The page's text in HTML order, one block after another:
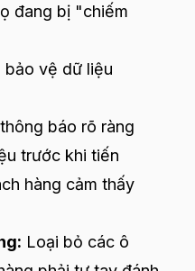
đang bị "chiếm
bảo vệ dữ liệu
báo rõ ràng
trước khi tiến
hàng cảm thấy
Loại bỏ các ô